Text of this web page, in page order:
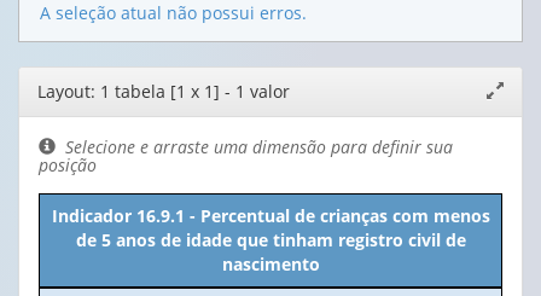
A seleção atual não possui erros.
Editor
de
layout
janela
Layout: 1 tabela [1 x 1] - 1 valor
Selecione e arraste uma dimensão para definir sua
posição
Indicador 16.9.1 - Percentual de crianças com menos
de 5 anos de idade que tinham registro civil de
nascimento